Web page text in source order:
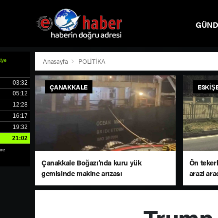
Anasayfa POLİTİKA
ÇANAKKALE
Çanakkale Boğazı’nda kuru yük
gemisinde makine arızası
Ön
arazi